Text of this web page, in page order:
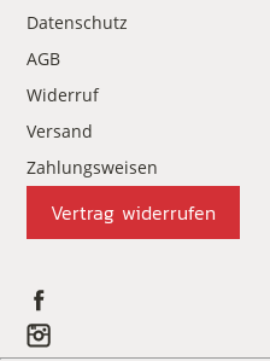
Datenschutz
AGB
Widerruf
Versand
Zahlungsweisen
Vertrag widerrufen